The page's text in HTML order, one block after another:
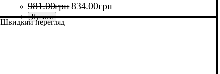
981.00грн834.00грн
Швидкий перегляд